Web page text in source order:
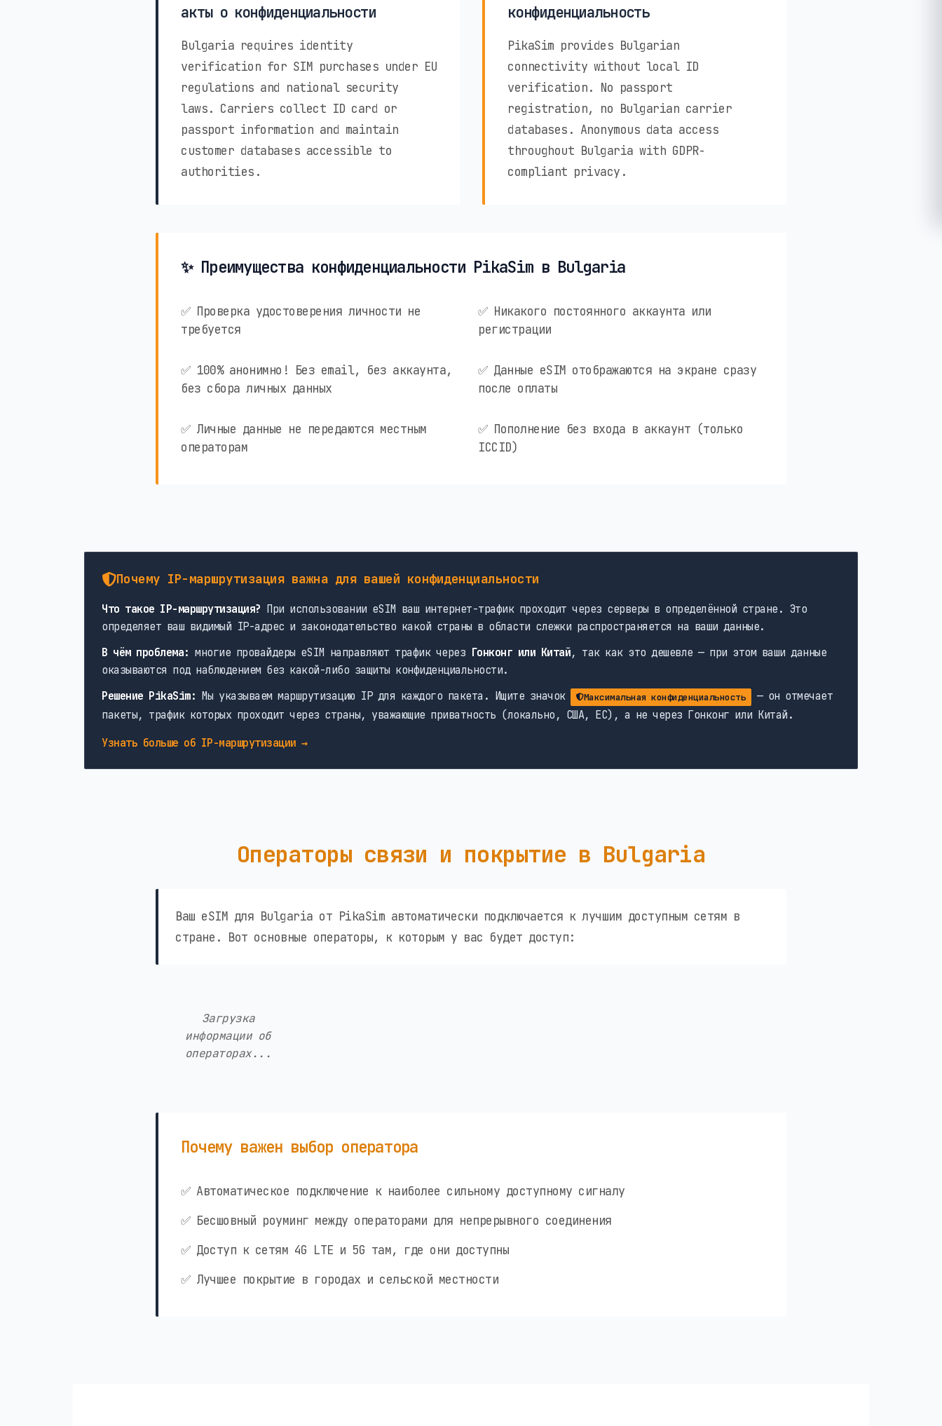
акты о конфиденциальности
Bulgaria requires identity
verification for SIM purchases under EU
regulations and national security
laws. Carriers collect ID card or
passport information and maintain
customer databases accessible to
authorities.
конфиденциальность
PikaSim provides Bulgarian
connectivity without local ID
verification. No passport
registration, no Bulgarian carrier
databases. Anonymous data access
throughout Bulgaria with GDPR-
compliant privacy.
✨ Преимущества конфиденциальности PikaSim в Bulgaria
✅ Проверка удостоверения личности не
требуется
✅ Никакого постоянного аккаунта или
регистрации
✅ 100% анонимно! Без email, без аккаунта,
без сбора личных данных
✅ Данные eSIM отображаются на экране сразу
после оплаты
✅ Личные данные не передаются местным
операторам
✅ Пополнение без входа в аккаунт (только
ICCID)
Почему IP-маршрутизация важна для вашей конфиденциальности
Что такое IP-маршрутизация? При использовании eSIM ваш интернет-трафик проходит через серверы в определённой стране. Это
определяет ваш видимый IP-адрес и законодательство какой страны в области слежки распространяется на ваши данные.
В чём проблема: многие провайдеры eSIM направляют трафик через Гонконг или Китай, так как это дешевле — при этом ваши данные
оказываются под наблюдением без какой-либо защиты конфиденциальности.
Решение PikaSim: Мы указываем маршрутизацию IP для каждого пакета. Ищите значок Максимальная конфиденциальность
— он отмечает
пакеты, трафик которых проходит через страны, уважающие приватность (локально, США, ЕС), а не через Гонконг или Китай.
Узнать больше об IP-маршрутизации →
Операторы связи и покрытие в Bulgaria
Ваш eSIM для Bulgaria от PikaSim автоматически подключается к лучшим доступным сетям в
стране. Вот основные операторы, к которым у вас будет доступ:
Загрузка
информации об
операторах...
Почему важен выбор оператора
✅ Автоматическое подключение к наиболее сильному доступному сигналу
✅ Бесшовный роуминг между операторами для непрерывного соединения
✅ Доступ к сетям 4G LTE и 5G там, где они доступны
✅ Лучшее покрытие в городах и сельской местности